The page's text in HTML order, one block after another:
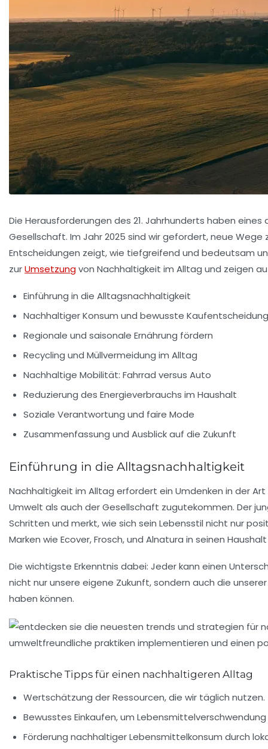
Die Herausforderungen des 21. Jahrhunderts haben
Gesellschaft. Im Jahr 2025 sind wir gefordert, neue
Entscheidungen zeigt, wie tiefgreifend und bedeutsam
zurUmsetzungvon Nachhaltigkeit im Alltag und zeigen
Einführung in die Alltagsnachhaltigkeit
Nachhaltiger Konsum und bewusste
Regionale und saisonale Ernährung fördern
Recycling und Müllvermeidung im Alltag
Nachhaltige Mobilität: Fahrrad versus Auto
Reduzierung des Energieverbrauchs im Haushalt
Soziale Verantwortung und faire Mode
Zusammenfassung und Ausblick auf die Zukunft
Einführung in die Alltagsnachhaltigkeit
Nachhaltigkeit im Alltag erfordert ein Umdenken in der
Umwelt als auch der Gesellschaft zugutekommen. Der
Schritten und merkt, wie sich sein Lebensstil nicht nur
Marken wie Ecover,Frosch, und Alnatura in seinen
Die wichtigste Erkenntnis dabei: Jeder kann einen
nicht nur unsere eigene Zukunft, sondern auch die
haben können.
Praktische Tipps für einen nachhaltigeren Alltag
Wertschätzung der Ressourcen, die wir täglich nutzen.
Bewusstes Einkaufen, um
Förderung nachhaltiger Lebensmittelkonsum durch